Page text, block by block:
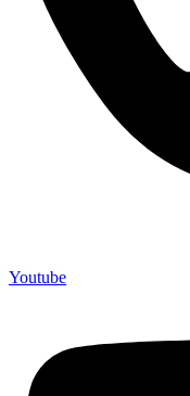
Youtube